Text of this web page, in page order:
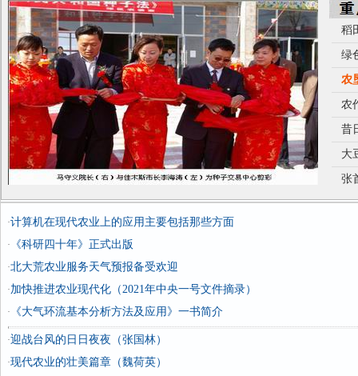
稻
绿
农
农
昔
木大
张
·计算机在现代农业上的应用主要包括那些方面
· 《科研四十年》正式出版
·北大荒农业服务天气预报备受欢迎
·加快推进农业现代化（2021年中央一号文件摘录）
· 《大气环流基本分析方法及应用》一书简介
·迎战台风的日日夜夜（张国林）
·现代农业的壮美篇章（魏荷英）